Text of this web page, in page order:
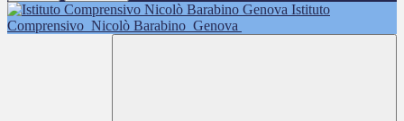
Istituto
Comprensivo Nicolò Barabino Genova